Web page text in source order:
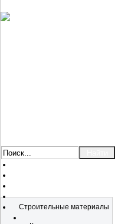
Строительные материалы